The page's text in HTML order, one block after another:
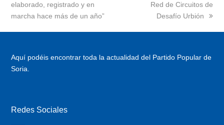
elaborado, registrado y en
marcha hace más de un año”
Red de Circuitos de
Desafío Urbión
Aquí podéis encontrar toda la actualidad del Partido Popular de
Soria.
Redes Sociales